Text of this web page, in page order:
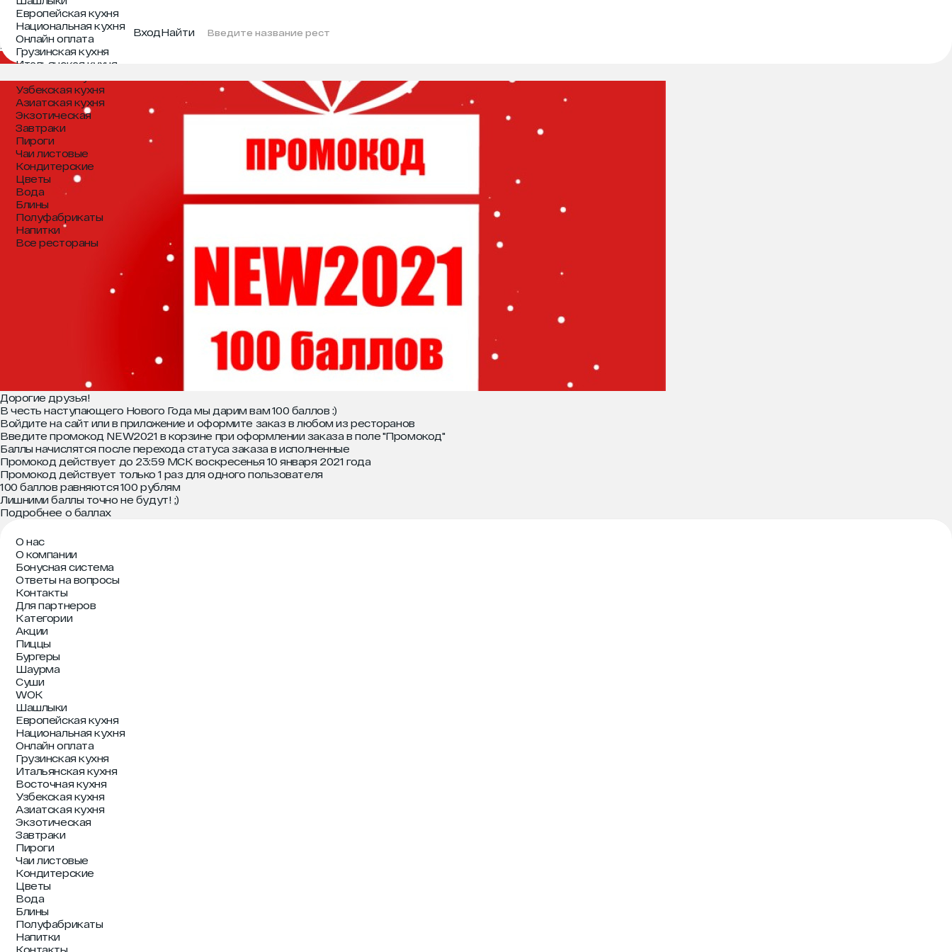
Европейская кухня
Национальная кухня
Онлайн оплата
Грузинская кухня
Итальянская кухня
Узбекская кухня
Азиатская кухня
Экзотическая
Завтраки
Пироги
Чаи листовые
Кондитерские
Цветы
Вода
Блины
Полуфабрикаты
Напитки
Все рестораны
ВходНайти
Все разделы
Новости
Статьи
2020-12-25
Дорогие друзья!
В честь наступающего Нового Года мы дарим вам 100 баллов :)
Войдите на сайт или в приложение и оформите заказ в любом из ресторанов
Введите промокод NEW2021 в корзине при оформлении заказа в поле "Промокод"
Баллы начислятся после перехода статуса заказа в исполненные
Промокод действует до 23:59 МСК воскресенья 10 января 2021 года
Промокод действует только 1 раз для одного пользователя
100 баллов равняются 100 рублям
Лишними баллы точно не будут! ;)
Подробнее о баллах
О нас
О компании
Бонусная система
Ответы на вопросы
Контакты
Для партнеров
Категории
Акции
Пиццы
Бургеры
Шаурма
Суши
WOK
Шашлыки
Европейская кухня
Национальная кухня
Онлайн оплата
Грузинская кухня
Итальянская кухня
Восточная кухня
Узбекская кухня
Азиатская кухня
Экзотическая
Завтраки
Пироги
Чаи листовые
Кондитерские
Цветы
Вода
Блины
Полуфабрикаты
Напитки
Контакты